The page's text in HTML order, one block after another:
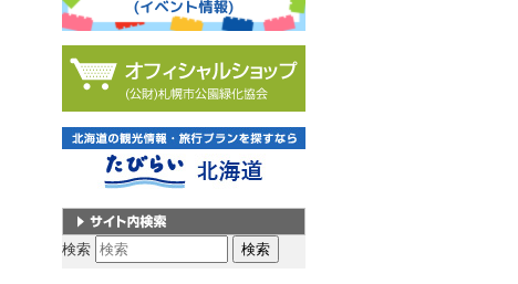
サイト内検索
検索